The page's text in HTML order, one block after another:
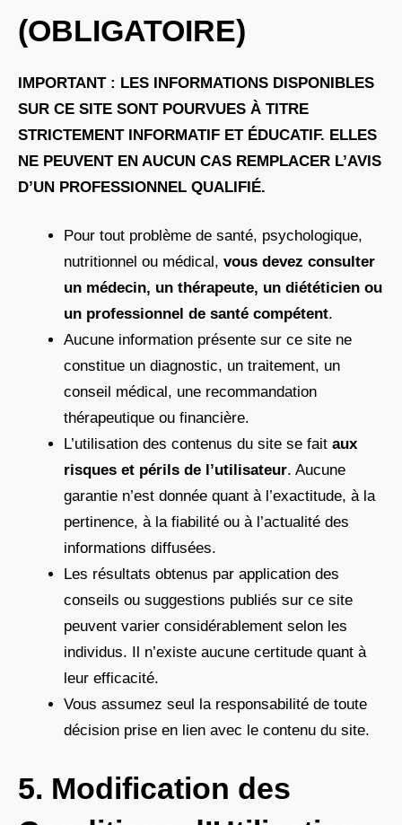
(OBLIGATOIRE)
IMPORTANT : LES INFORMATIONS DISPONIBLES
SUR CE SITE SONT POURVUES À TITRE
STRICTEMENT INFORMATIF ET ÉDUCATIF. ELLES
NE PEUVENT EN AUCUN CAS REMPLACER L’AVIS
D’UN PROFESSIONNEL QUALIFIÉ.
Pour tout problème de santé, psychologique,
nutritionnel ou médical, vous devez consulter
un médecin, un thérapeute, un diététicien ou
un professionnel de santé compétent.
Aucune information présente sur ce site ne
constitue un diagnostic, un traitement, un
conseil médical, une recommandation
thérapeutique ou financière.
L’utilisation des contenus du site se fait aux
risques et périls de l’utilisateur. Aucune
garantie n’est donnée quant à l’exactitude, à la
pertinence, à la fiabilité ou à l’actualité des
informations diffusées.
Les résultats obtenus par application des
conseils ou suggestions publiés sur ce site
peuvent varier considérablement selon les
individus. Il n’existe aucune certitude quant à
leur efficacité.
Vous assumez seul la responsabilité de toute
décision prise en lien avec le contenu du site.
5. Modification des